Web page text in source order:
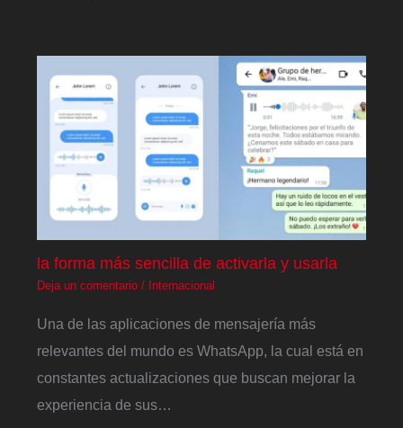
la forma más sencilla de activarla y usarla
Deja un comentario / Internacional
Una de las aplicaciones de mensajería más
relevantes del mundo es WhatsApp, la cual está en
constantes actualizaciones que buscan mejorar la
experiencia de sus…